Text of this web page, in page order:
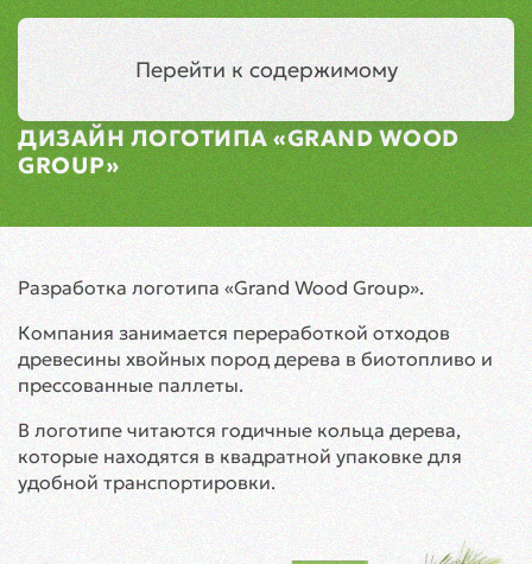
Перейти к содержимому
ДИЗАЙН ЛОГОТИПА «GRAND WOOD
GROUP»
Разработка логотипа «Grand Wood Group».
Компания занимается переработкой отходов
древесины хвойных пород дерева в биотопливо и
прессованные паллеты.
В логотипе читаются годичные кольца дерева,
которые находятся в квадратной упаковке для
удобной транспортировки.